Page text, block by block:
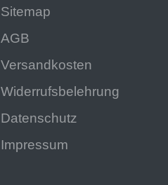
Sitemap
AGB
Versandkosten
Widerrufsbelehrung
Datenschutz
Impressum